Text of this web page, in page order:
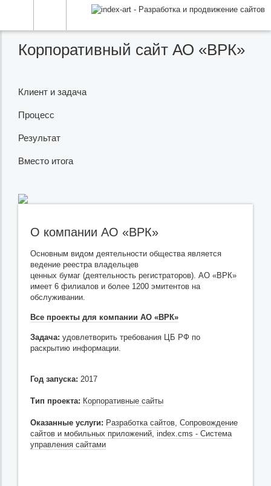
Корпоративный сайт АО «ВРК»
Клиент и задача
Процесс
Результат
Вместо итога
О компании АО «ВРК»
Основным видом деятельности общества является
ведение реестра владельцев
ценных бумаг (деятельность регистраторов). АО «ВРК»
имеет 6 филиалов и более 1200 эмитентов на
обслуживании.
Все проекты для компании АО «ВРК»
Задача: удовлетворить требования ЦБ РФ по
раскрытию информации.
Год запуска: 2017
Тип проекта: Корпоративные сайты
Оказанные услуги: Разработка сайтов, Сопровождение
сайтов и мобильных приложений, index.cms - Система
управления сайтами